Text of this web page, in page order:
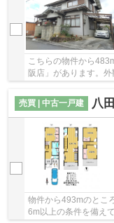
こちらの物件から
阪店」があります。
売買 | 中古一戸建
八
物件から493mのとこ
6m以上の条件を備え